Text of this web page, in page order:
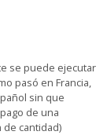
se puede ejecutar
pasó en Francia,
sin que
de una
cantidad)